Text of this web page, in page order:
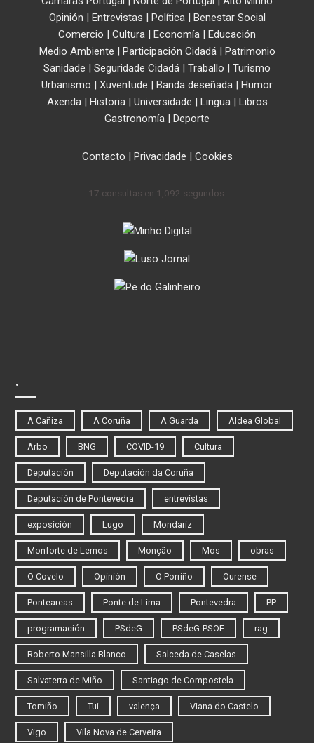
Opinión | Entrevistas | Política| Benestar Social
Comercio | Cultura | Economía | Educación
Medio Ambiente | Participación Cidadá| Patrimonio
Sanidade | Seguridade Cidadá | Traballo | Turismo
Urbanismo | Xuventude | Banda deseñada | Humor
Axenda| Historia| Universidade | Lingua| Libros
Gastronomía | Deporte
Contacto | Privacidade | Cookies
17 consultas en 1,092 segundos.
.
A Cañiza A Coruña A Guarda Aldea Global
Arbo BNG COVID-19 Cultura
Deputación Deputación da Coruña
Deputación de Pontevedra entrevistas
exposición Lugo Mondariz
Monforte de Lemos Monção Mos obras
O Covelo Opinión O Porriño Ourense
Ponteareas Ponte de Lima Pontevedra PP
programación PSdeG PSdeG-PSOE rag
Roberto Mansilla Blanco Salceda de Caselas
Salvaterra de Miño Santiago de Compostela
Tomiño Tui valença Viana do Castelo
Vigo Vila Nova de Cerveira